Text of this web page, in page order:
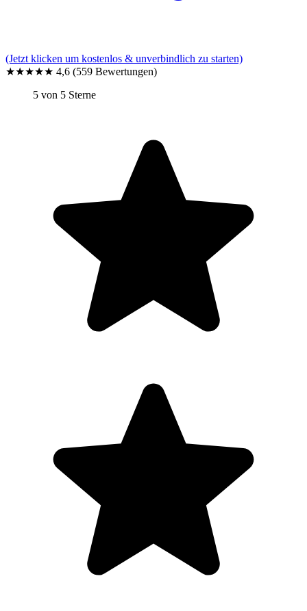
(Jetzt klicken um kostenlos & unverbindlich zu starten)
★★★★★ 4,6 (559 Bewertungen)
5 von 5 Sterne